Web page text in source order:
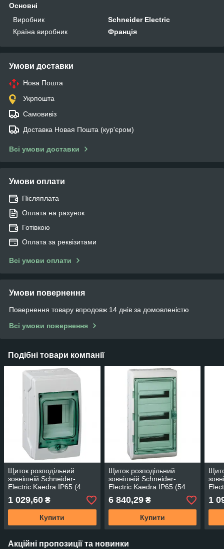
Основні
Виробник
Schneider Electric
Країна виробник
Франція
Умови доставки
Нова Пошта
Укрпошта
Самовивіз
Доставка Новая Пошта (кур'єром)
Всі умови доставки
Умови оплати
Післяплата
Оплата на рахунок
Готівкою
Оплата за реквізитами
Всі умови оплати
Умови повернення
Повернення товару впродовж 14 днів за домовленістю
Всі умови повернення
Подібні товари компанії
Щиток розподільний
зовнішній Schneider-
Electric Kaedra IP65 (4
мод. двері прозорі) 13976
1 029,60 ₴
Купити
Щиток розподільний
зовнішній Schneider-
Electric Kaedra IP65 (54
мод. двері прозорі) 13986
6 840,29₴
Купити
1
Акційні пропозиції та новинки